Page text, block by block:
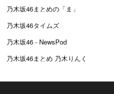
乃木坂46まとめの「ま」
乃木坂46タイムズ
乃木坂46 - NewsPod
乃木坂46まとめ 乃木りんく